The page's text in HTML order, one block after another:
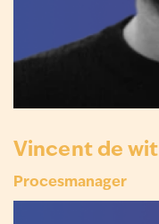
Vincent de wit
Procesmanager